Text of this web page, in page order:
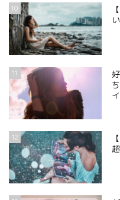
10
11
12